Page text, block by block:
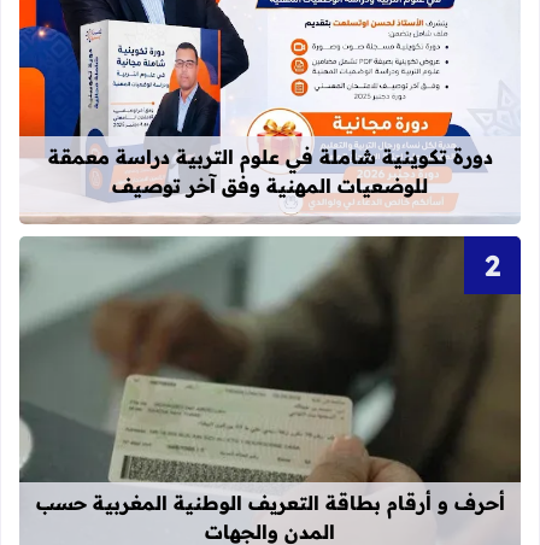
قراءة المزيد عن دورة تكوينية
دورة تكوينية شاملة في علوم التربية دراسة معمقة
للوضعيات المهنية وفق آخر توصيف
قراءة المزيد عن أحرف و أرقام
أحرف و أرقام بطاقة التعريف الوطنية المغربية حسب
المدن والجهات